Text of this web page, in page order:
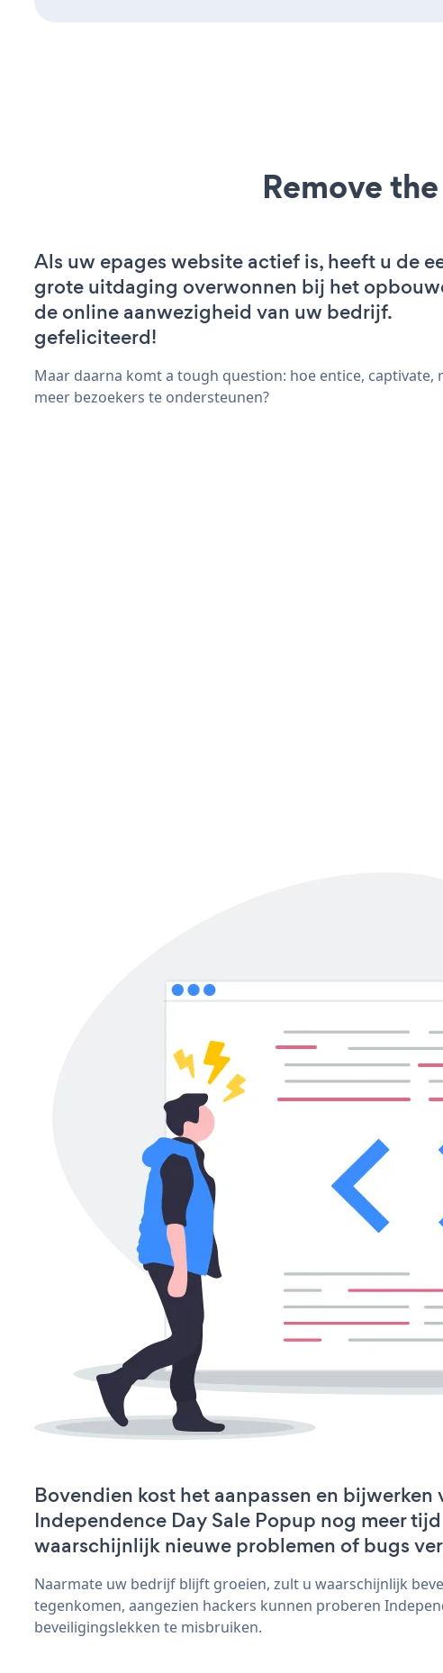
Remove
Als uw epages website actief is, heeft u de
grote uitdaging overwonnen bij het
de online aanwezigheid van uw bedrijf.
gefeliciteerd!
Maar daarna komt a tough question: hoe entice, captivate,
meer bezoekers te ondersteunen?
Bovendien kost het aanpassen en bijwerken
Independence Day Sale Popup nog meer
waarschijnlijk nieuwe problemen of bugs
Naarmate uw bedrijf blijft groeien, zult u waarschijnlijk
tegenkomen, aangezien hackers kunnen proberen
beveiligingslekken te misbruiken.